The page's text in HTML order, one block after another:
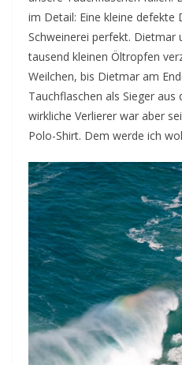
im Detail: Eine kleine defekte
Schweinerei perfekt. Dietmar
tausend kleinen Öltropfen
Weilchen, bis Dietmar am
Tauchflaschen als Sieger
wirkliche Verlierer war aber
Polo-Shirt. Dem werde ich